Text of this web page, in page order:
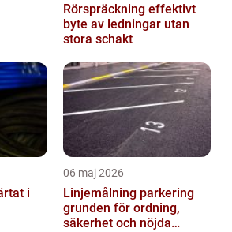
Rörspräckning effektivt
byte av ledningar utan
stora schakt
06 maj 2026
Linjemålning parkering
grunden för ordning,
säkerhet och nöjda